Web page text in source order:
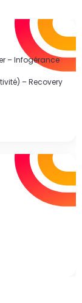
– Infogérance
– Recovery